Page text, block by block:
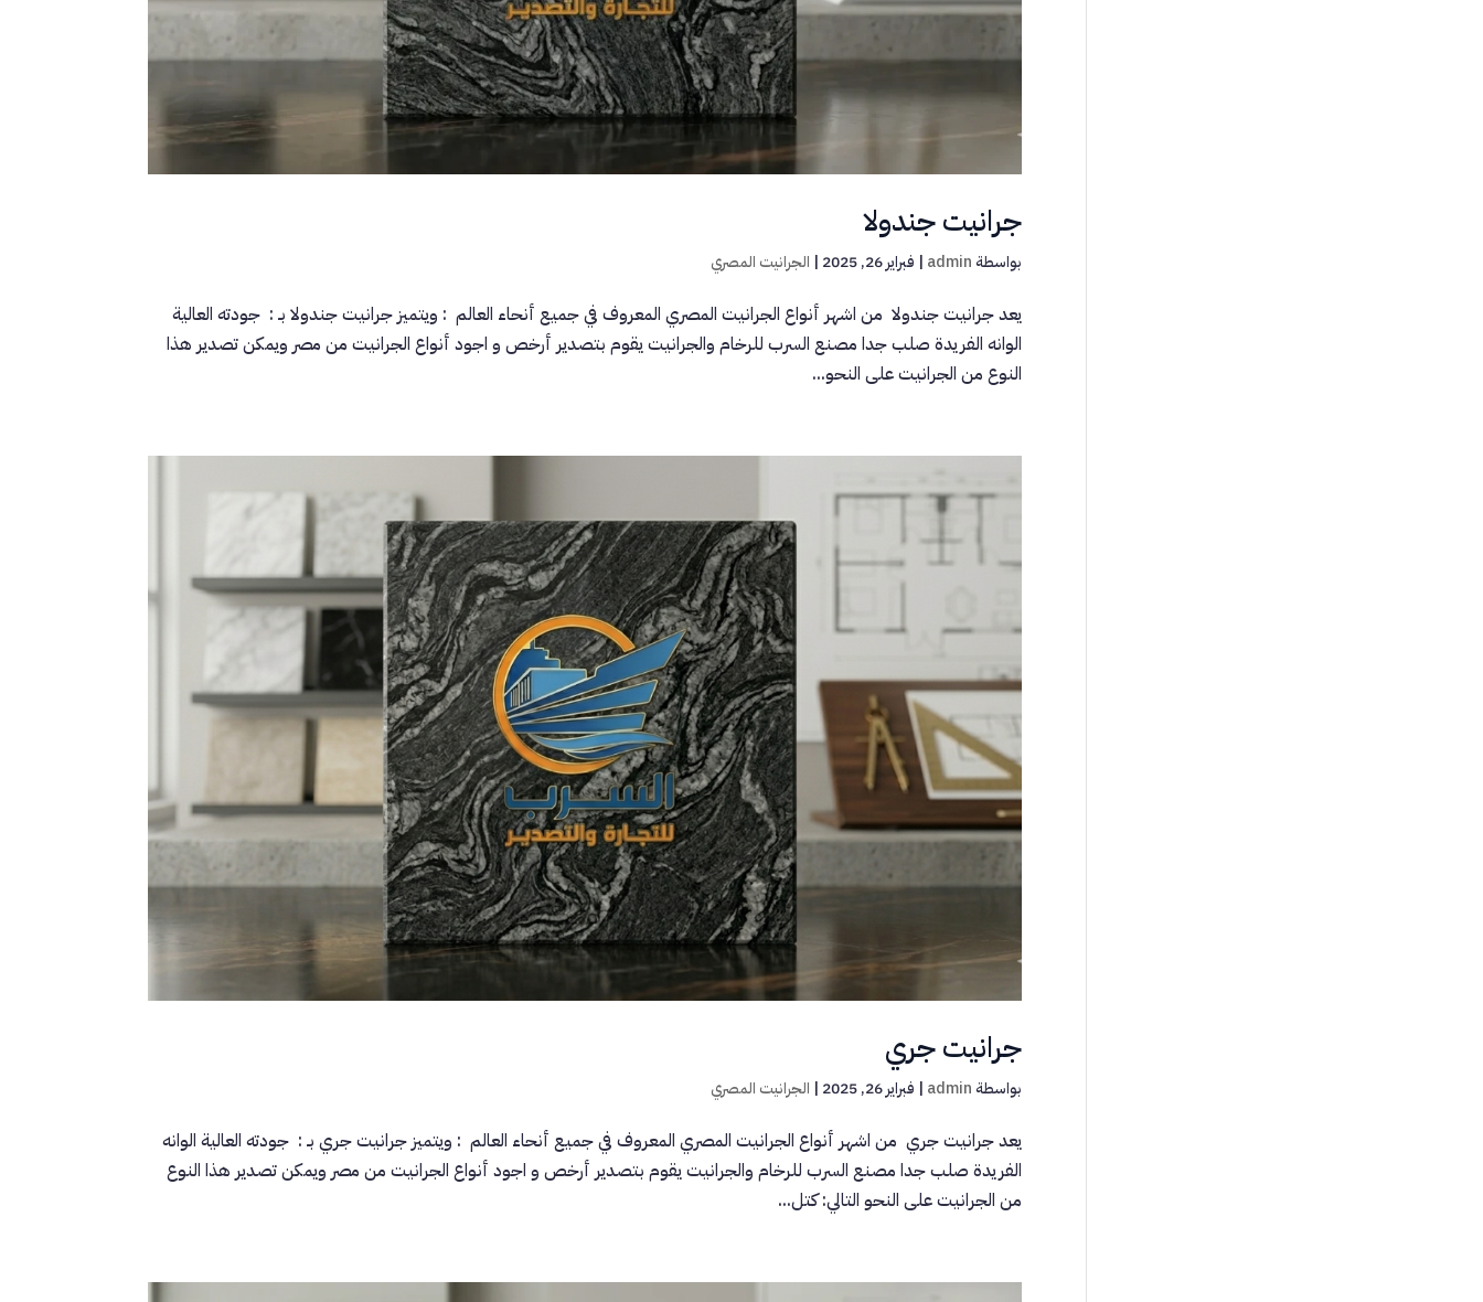
جرانيت جندولا
بواسطة admin
| فبراير 26, 2025 | الجرانيت المصري
يعد جرانيت جندولا من اشهر أنواع الجرانيت المصري المعروف في جميع أنحاء العالم : ويتميز جرانيت جندولا بـ : جودته العالية
الوانه الفريدة صلب جدا مصنع السرب للرخام والجرانيت يقوم بتصدير أرخص و اجود أنواع الجرانيت من مصر ويمكن تصدير هذا
النوع من الجرانيت على النحو...
جرانيت جري
بواسطة admin
| فبراير 26, 2025 | الجرانيت المصري
يعد جرانيت جري من اشهر أنواع الجرانيت المصري المعروف في جميع أنحاء العالم : ويتميز جرانيت جري بـ : جودته العالية الوانه
الفريدة صلب جدا مصنع السرب للرخام والجرانيت يقوم بتصدير أرخص و اجود أنواع الجرانيت من مصر ويمكن تصدير هذا النوع
من الجرانيت على النحو التالي: كتل...